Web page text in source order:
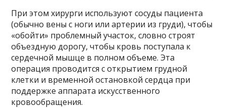
При этом хирурги используют сосуды пациента
(обычно вены с ноги или артерии из груди), чтобы
«обойти» проблемный участок, словно строят
объездную дорогу, чтобы кровь поступала к
сердечной мышце в полном объеме. Эта
операция проводится с открытием грудной
клетки и временной остановкой сердца при
поддержке аппарата искусственного
кровообращения.